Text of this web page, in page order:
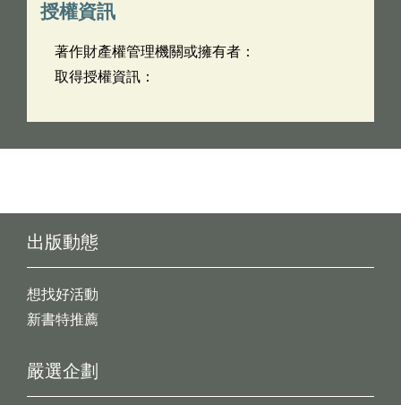
授權資訊
著作財產權管理機關或擁有者：
取得授權資訊：
出版動態
想找好活動
新書特推薦
嚴選企劃